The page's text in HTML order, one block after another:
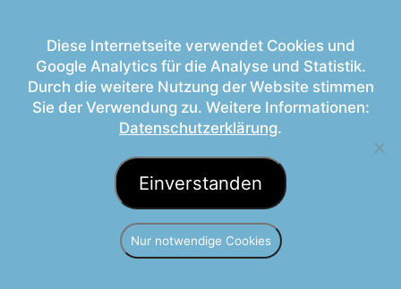
Die Geschichte von
Metropolis Taxi
Diese Internetseite verwendet Cookies und
Google Analytics für die Analyse und Statistik.
Durch die weitere Nutzung der Website stimmen
Sie der Verwendung zu. Weitere Informationen:
Datenschutzerklärung.
Einverstanden
Nur notwendige Cookies